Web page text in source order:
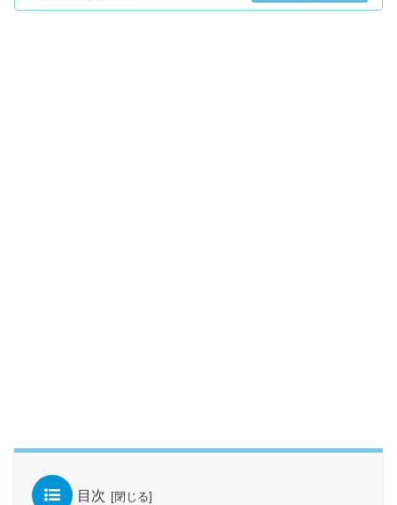
目次